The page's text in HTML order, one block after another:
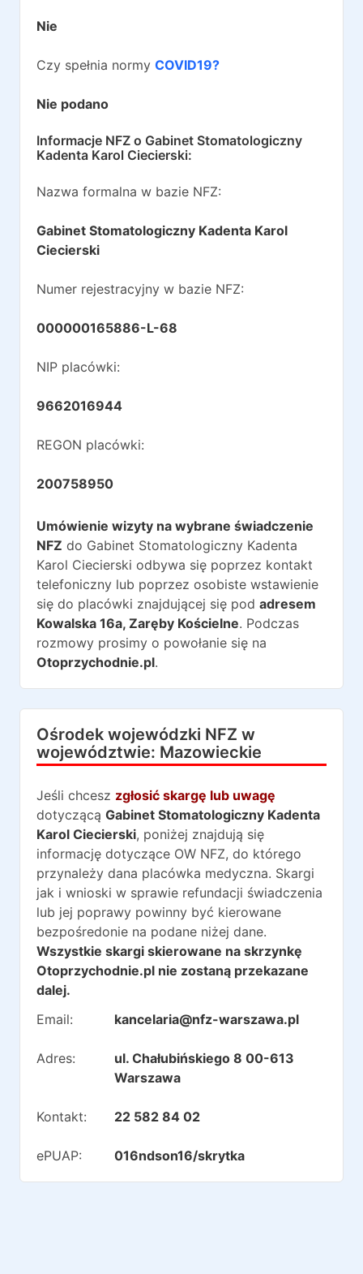
Nie
Czy spełnia normy COVID19?
Nie podano
Informacje NFZ o Gabinet Stomatologiczny
Kadenta Karol Ciecierski:
Nazwa formalna w bazie NFZ:
Gabinet Stomatologiczny Kadenta Karol
Ciecierski
Numer rejestracyjny w bazie NFZ:
000000165886-L-68
NIP placówki:
9662016944
REGON placówki:
200758950
Umówienie wizyty na wybrane świadczenie
NFZ do Gabinet Stomatologiczny Kadenta
Karol Ciecierski odbywa się poprzez kontakt
telefoniczny lub poprzez osobiste wstawienie
się do placówki znajdującej się pod adresem
Kowalska 16a, Zaręby Kościelne. Podczas
rozmowy prosimy o powołanie się na
Otoprzychodnie.pl.
Ośrodek wojewódzki NFZ w
województwie: Mazowieckie
Jeśli chcesz zgłosić skargę lub uwagę
dotyczącą Gabinet Stomatologiczny Kadenta
Karol Ciecierski, poniżej znajdują się
informację dotyczące OW NFZ, do którego
przynależy dana placówka medyczna. Skargi
jak i wnioski w sprawie refundacji świadczenia
lub jej poprawy powinny być kierowane
bezpośredonie na podane niżej dane.
Wszystkie skargi skierowane na skrzynkę
Otoprzychodnie.pl nie zostaną przekazane
dalej.
Email:
kancelaria@nfz-warszawa.pl
Adres:
ul. Chałubińskiego 8 00-613
Warszawa
Kontakt: 22 582 84 02
ePUAP: 016ndson16/skrytka